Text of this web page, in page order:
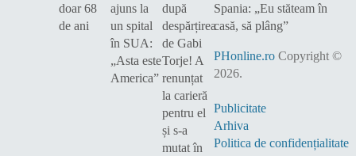
Spania: „Eu stăteam în
casă, să plâng”
PHonline.roCopyright ©
2026.
Publicitate
Arhiva
Politica de confidențialitate